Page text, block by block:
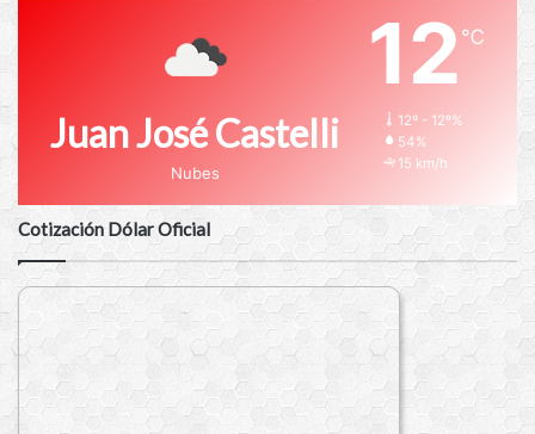
Juan José Castelli
Nubes
12℃
12º - 12º%
54%
15 km/h
Cotización Dólar Oficial